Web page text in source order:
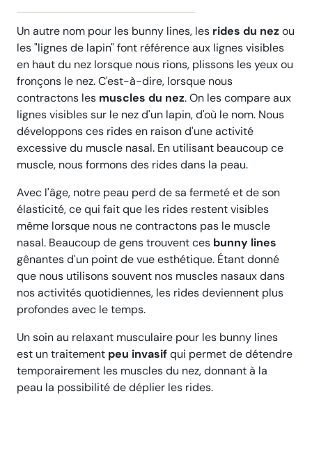
Un autre nom pour les bunny lines, les rides du nezou
les "lignes de lapin" font référence aux lignes visibles
en haut du nez lorsque nous rions, plissons les yeux ou
fronçons le nez. C'est-à-dire, lorsque nous
contractons les muscles du nez. On les compare aux
lignes visibles sur le nez d'un lapin, d'où le nom. Nous
développons ces rides en raison d'une activité
excessive du muscle nasal. En utilisant beaucoup ce
muscle, nous formons des rides dans la peau.
Avec l'âge, notre peau perd de sa fermeté et de son
élasticité, ce qui fait que les rides restent visibles
même lorsque nous ne contractons pas le muscle
nasal. Beaucoup de gens trouvent ces bunny lines
gênantes d'un point de vue esthétique. Étant donné
que nous utilisons souvent nos muscles nasaux dans
nos activités quotidiennes, les rides deviennent plus
profondes avec le temps.
Un soin au relaxant musculaire pour les bunny lines
est un traitement peu invasifqui permet de détendre
temporairement les muscles du nez, donnant à la
peau la possibilité de déplier les rides.